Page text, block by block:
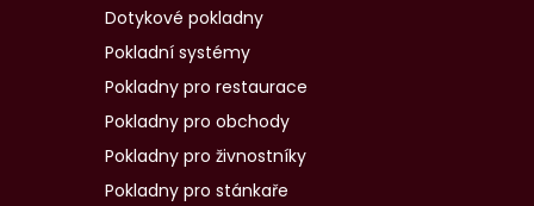
Dotykové pokladny
Pokladní systémy
Pokladny pro restaurace
Pokladny pro obchody
Pokladny pro živnostníky
Pokladny pro stánkaře